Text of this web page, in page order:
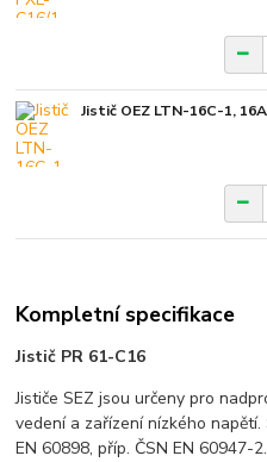
Jistič OEZ LTN-16C-1,
Kompletní specifikace
Jistič PR 61-C16
Jističe SEZ jsou určeny pro
vedení a zařízení nízkého
EN 60898, příp. ČSN EN 60947-2.